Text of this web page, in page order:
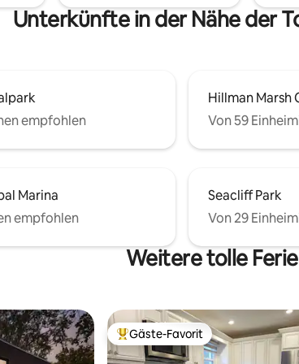
eine
genießen. Atemberaubende
Sonnenuntergänge erwarten Sie
Unterkünfte in der Nähe der
empfohlen
Hillman Marsh
Von 59
Marina
empfohlen
Seacliff Park
Von 29
Weitere tolle
Beliebter Gäste-Favorit.
Gäste-Favorit